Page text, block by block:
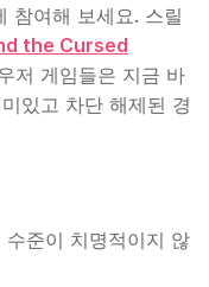
참여해 보세요. 스릴
the Cursed
저 게임들은 지금 바
있고 차단 해제된 경
준이 치명적이지 않